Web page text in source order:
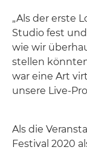
„Als der erste
Studio fest
wie wir
stellen
war eine Art
unsere Live-
Als die
Festival 2020